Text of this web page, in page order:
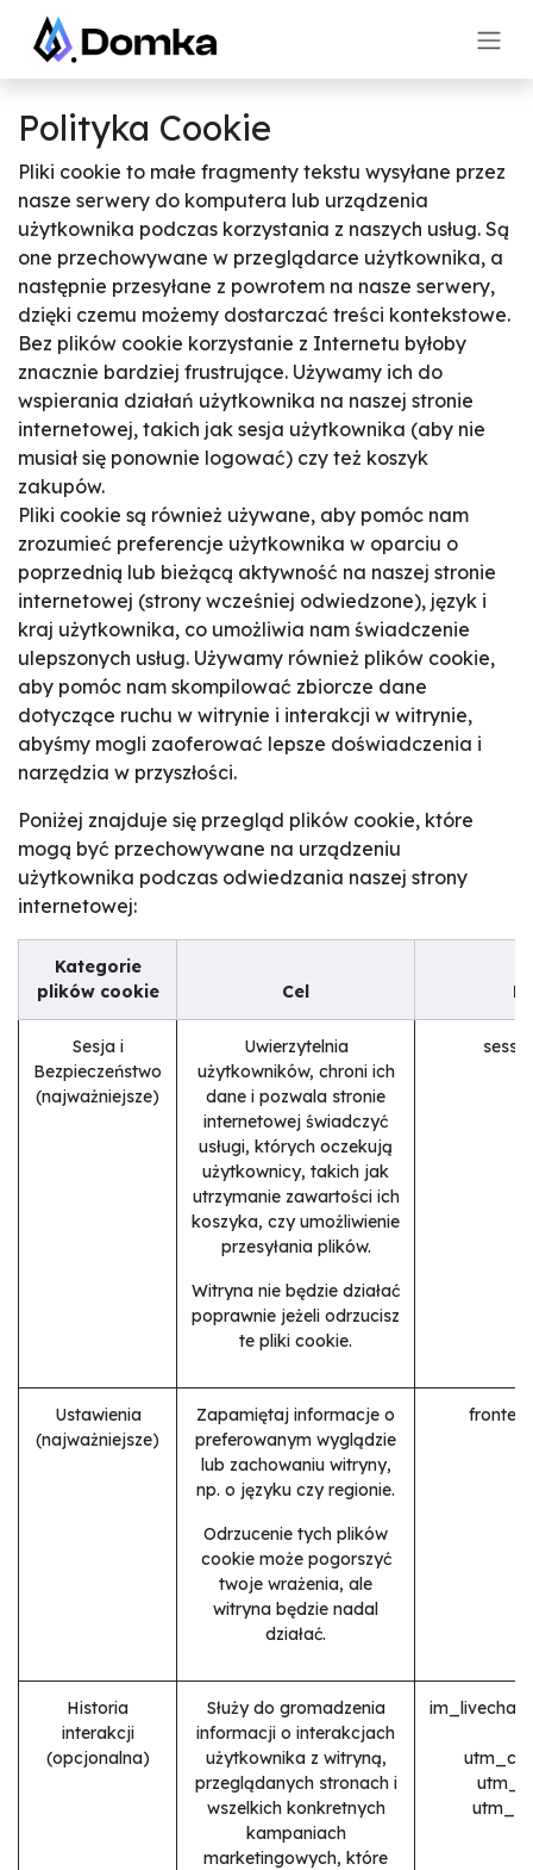
Skip to Content
Polityka Cookie
Pliki cookie to małe fragmenty tekstu wysyłane przez
nasze serwery do komputera lub urządzenia
użytkownika podczas korzystania z naszych usług. Są
one przechowywane w przeglądarce użytkownika, a
następnie przesyłane z powrotem na nasze serwery,
dzięki czemu możemy dostarczać treści kontekstowe.
Bez plików cookie korzystanie z Internetu byłoby
znacznie bardziej frustrujące. Używamy ich do
wspierania działań użytkownika na naszej stronie
internetowej, takich jak sesja użytkownika (aby nie
musiał się ponownie logować) czy też koszyk
zakupów.
Pliki cookie są również używane, aby pomóc nam
zrozumieć preferencje użytkownika w oparciu o
poprzednią lub bieżącą aktywność na naszej stronie
internetowej (strony wcześniej odwiedzone), język i
kraj użytkownika, co umożliwia nam świadczenie
ulepszonych usług. Używamy również plików cookie,
aby pomóc nam skompilować zbiorcze dane
dotyczące ruchu w witrynie i interakcji w witrynie,
abyśmy mogli zaoferować lepsze doświadczenia i
narzędzia w przyszłości.
Poniżej znajduje się przegląd plików cookie, które
mogą być przechowywane na urządzeniu
użytkownika podczas odwiedzania naszej strony
internetowej:
Kategorie
plików cookie
Cel
Sesja i
Bezpieczeństwo
(najważniejsze)
Uwierzytelnia
użytkowników, chroni ich
dane i pozwala stronie
internetowej świadczyć
usługi, których oczekują
użytkownicy, takich jak
utrzymanie zawartości ich
koszyka, czy umożliwienie
przesyłania plików.
Witryna nie będzie działać
poprawnie jeżeli odrzucisz
te pliki cookie.
Ustawienia
(najważniejsze)
Zapamiętaj informacje o
preferowanym wyglądzie
lub zachowaniu witryny,
np. o języku czy regionie.
Odrzucenie tych plików
cookie może pogorszyć
twoje wrażenia, ale
witryna będzie nadal
działać.
Historia
interakcji
(opcjonalna)
Służy do gromadzenia
informacji o interakcjach
użytkownika z witryną,
przeglądanych stronach i
wszelkich konkretnych
kampaniach
marketingowych, które